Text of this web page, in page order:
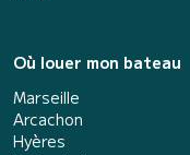
Où louer mon bateau
Marseille
Arcachon
Hyères